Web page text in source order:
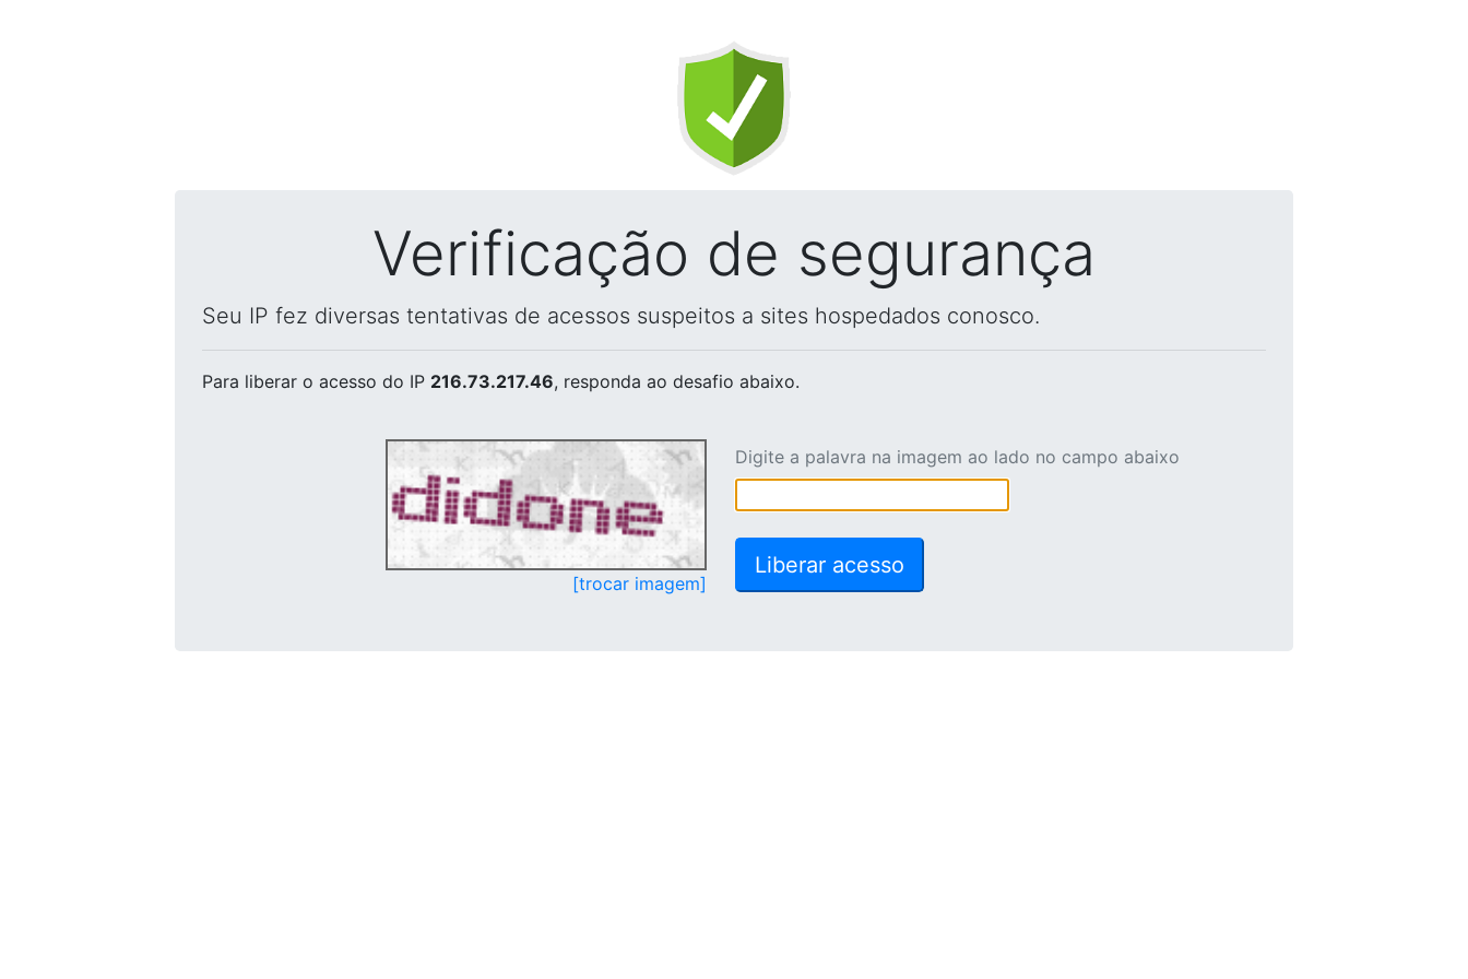
Verificação de segurança
Seu IP fez diversas tentativas de acessos suspeitos a sites hospedados conosco.
Para liberar o acesso do IP 216.73.217.46, responda ao desafio abaixo.
[trocar imagem]
Digite a palavra na imagem ao lado no campo abaixo